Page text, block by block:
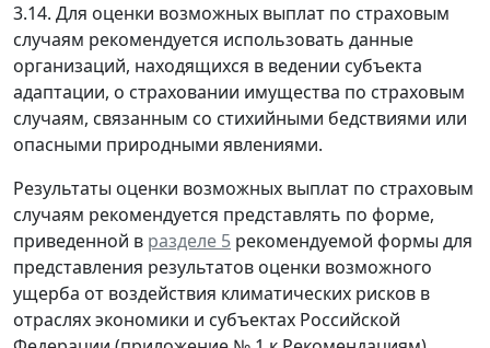
3.14. Для оценки возможных выплат по страховым
случаям рекомендуется использовать данные
организаций, находящихся в ведении субъекта
адаптации, о страховании имущества по страховым
случаям, связанным со стихийными бедствиями или
опасными природными явлениями.
Результаты оценки возможных выплат по страховым
случаям рекомендуется представлять по форме,
приведенной в разделе 5 рекомендуемой формы для
представления результатов оценки возможного
ущерба от воздействия климатических рисков в
отраслях экономики и субъектах Российской